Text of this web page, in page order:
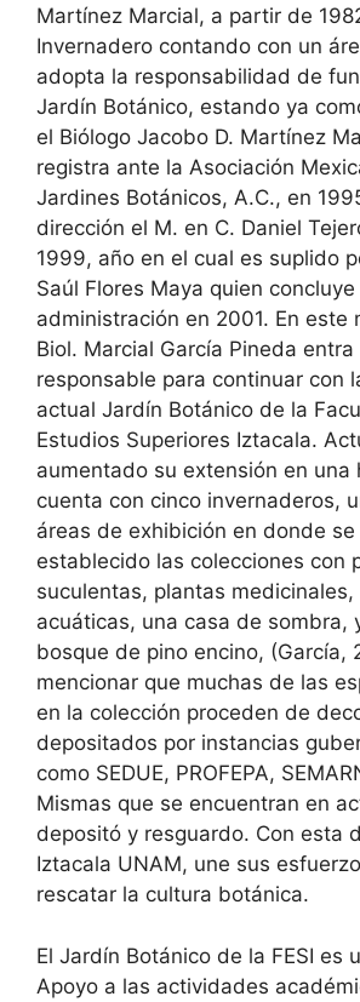
Martínez Marcial, a partir de
Invernadero contando con un
adopta la responsabilidad de
Jardín Botánico, estando ya
el Biólogo Jacobo D. Martínez
registra ante la Asociación
Jardines Botánicos, A.C., en
dirección el M. en C. Daniel
1999, año en el cual es suplido
Saúl Flores Maya quien concluye
administración en 2001. En este
Biol. Marcial García Pineda entra
responsable para continuar con
actual Jardín Botánico de la
Estudios Superiores Iztacala.
aumentado su extensión en una
cuenta con cinco invernaderos,
áreas de exhibición en donde se
establecido las colecciones con
suculentas, plantas medicinales,
acuáticas, una casa de sombra,
bosque de pino encino, (García,
mencionar que muchas de las
en la colección proceden de
depositados por instancias
como SEDUE, PROFEPA,
Mismas que se encuentran en
depositó y resguardo. Con esta
Iztacala UNAM, une sus
rescatar la cultura botánica.
El Jardín Botánico de la FESI es
Apoyo a las actividades